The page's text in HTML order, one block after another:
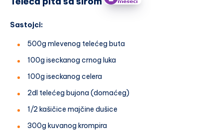
Sastojci:
500g mlevenog telećeg buta
100g iseckanog crnog luka
100g iseckanog celera
2dl telećeg bujona (domaćeg)
1/2 kašičice majčine dušice
300g kuvanog krompira